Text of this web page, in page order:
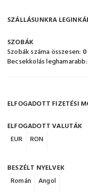
SZÁLLÁSUNKRA
SZOBÁK
Szobák száma összesen: 0
Becsekkolás leghamarabb:
ELFOGADOTT FIZETÉSI
ELFOGADOTT VALUTÁK
EUR
RON
BESZÉLT NYELVEK
Román
Angol